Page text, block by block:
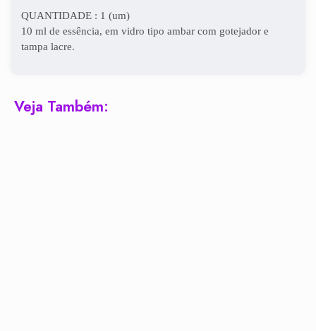
QUANTIDADE : 1 (um)
10 ml de essência, em vidro tipo ambar com gotejador e
tampa lacre.
Veja Também: